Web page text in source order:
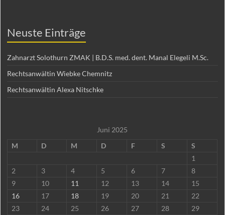
Neuste Einträge
Zahnarzt Solothurn ZMAK | B.D.S. med. dent. Manal Elegeli M.Sc.
Rechtsanwältin Wiebke Chemnitz
Rechtsanwältin Alexa Nitschke
Juni 2025
M
D M D F S
S
1
2
3 4 5 6 7
8
9
10 11 12 13 14
15
16
17 18 19 20 21
22
23
24 25 26 27 28
29